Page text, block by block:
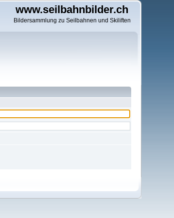
www.seilbahnbilder.ch
Bildersammlung zu Seilbahnen und Skiliften